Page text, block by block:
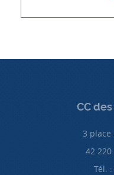
CC
3 place
42
Tél.